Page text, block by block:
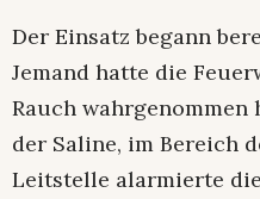
Der Einsatz begann
Jemand hatte die
Rauch wahrgenommen
der Saline, im Bereich
Leitstelle alarmierte